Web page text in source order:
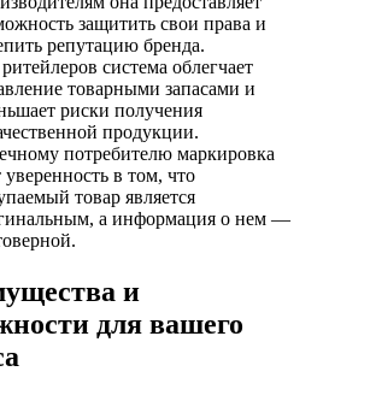
защитить свои права и
репутацию бренда.
система облегчает
товарными запасами и
риски получения
продукции.
потребителю маркировка
уверенность в том, что
товар является
а информация о нем —
и
для вашего